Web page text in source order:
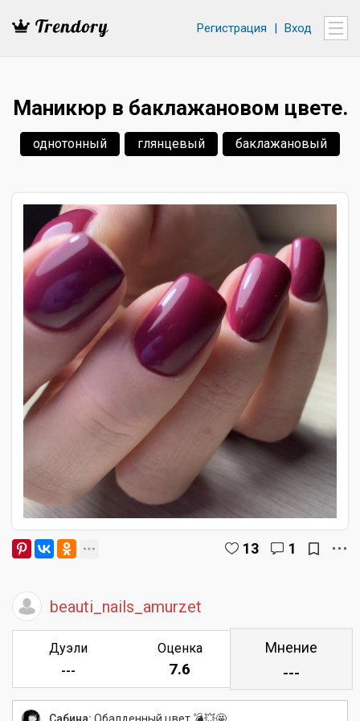
Регистрация | Вход
Маникюр в баклажановом цвете.
однотонный глянцевый баклажановый
13 1
beauti_nails_amurzet
Дуэли
---
Оценка
7.6
Мнение
---